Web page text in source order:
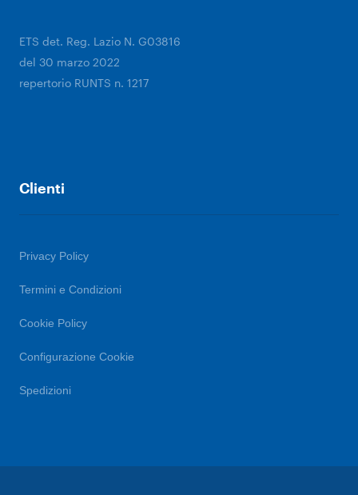
ETS det. Reg. Lazio N. G03816
del 30 marzo 2022
repertorio RUNTS n. 1217
Clienti
Privacy Policy
Termini e Condizioni
Cookie Policy
Configurazione Cookie
Spedizioni